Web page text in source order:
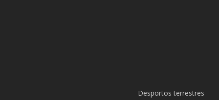
Desportos terrestres